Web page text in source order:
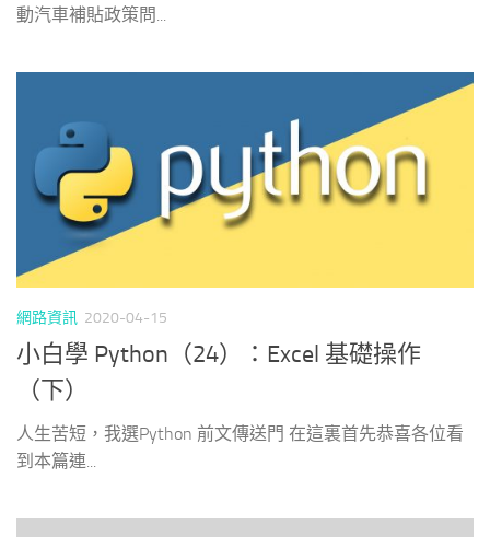
動汽車補貼政策問...
網路資訊 2020-04-15
小白學 Python（24）：Excel 基礎操作
（下）
人生苦短，我選Python 前文傳送門 在這裏首先恭喜各位看
到本篇連...